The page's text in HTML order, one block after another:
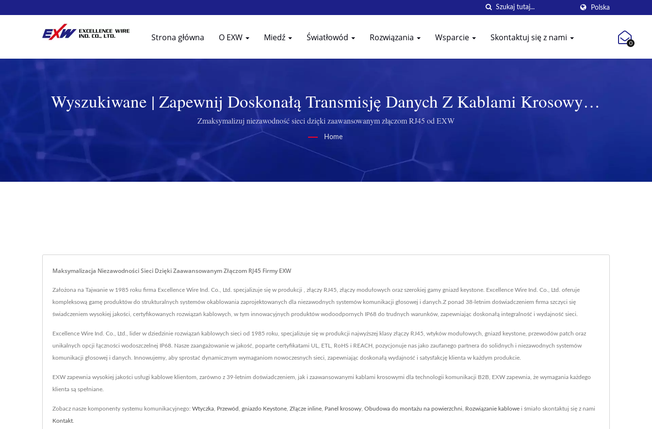
Polska
Strona główna O EXW Miedź Światłowód Rozwiązania Wsparcie Skontaktuj się z nami
0
Wyszukiwane | Zapewnij Doskonałą Transmisję Danych Z Kablami Krosowymi
EXW
Zmaksymalizuj niezawodność sieci dzięki zaawansowanym złączom RJ45 od EXW
Home
Maksymalizacja Niezawodności Sieci Dzięki Zaawansowanym Złączom RJ45 Firmy EXW
Założona na Tajwanie w 1985 roku firma Excellence Wire Ind. Co., Ltd. specjalizuje się w produkcji , złączy RJ45, złączy modułowych oraz szerokiej gamy gniazd keystone. Excellence Wire Ind. Co., Ltd. oferuje
kompleksową gamę produktów do strukturalnych systemów okablowania zaprojektowanych dla niezawodnych systemów komunikacji głosowej i danych.Z ponad 38-letnim doświadczeniem firma szczyci się
świadczeniem wysokiej jakości, certyfikowanych rozwiązań kablowych, w tym innowacyjnych produktów wodoodpornych IP68 do trudnych warunków, zapewniając doskonałą integralność i wydajność sieci.
Excellence Wire Ind. Co., Ltd., lider w dziedzinie rozwiązań kablowych sieci od 1985 roku, specjalizuje się w produkcji najwyższej klasy złączy RJ45, wtyków modułowych, gniazd keystone, przewodów patch oraz
unikalnych opcji łączności wodoszczelnej IP68. Nasze zaangażowanie w jakość, poparte certyfikatami UL, ETL, RoHS i REACH, pozycjonuje nas jako zaufanego partnera do solidnych i niezawodnych systemów
komunikacji głosowej i danych. Innowujemy, aby sprostać dynamicznym wymaganiom nowoczesnych sieci, zapewniając doskonałą wydajność i satysfakcję klienta w każdym produkcie.
EXW zapewnia wysokiej jakości usługi kablowe klientom, zarówno z 39-letnim doświadczeniem, jak i zaawansowanymi kablami krosowymi dla technologii komunikacji B2B, EXW zapewnia, że wymagania każdego
klienta są spełniane.
Zobacz nasze komponenty systemu komunikacyjnego: Wtyczka Przewód gniazdo Keystone Złącze inline Panel krosowy Obudowa do montażu na powierzchni Rozwiązanie kablowe i śmiało skontaktuj się z nami
Kontakt